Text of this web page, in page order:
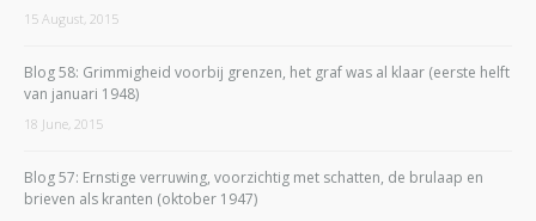
15 August, 2015
Blog 58: Grimmigheid voorbij grenzen, het graf was al klaar (eerste helft
van januari 1948)
18 June, 2015
Blog 57: Ernstige verruwing, voorzichtig met schatten, de brulaap en
brieven als kranten (oktober 1947)